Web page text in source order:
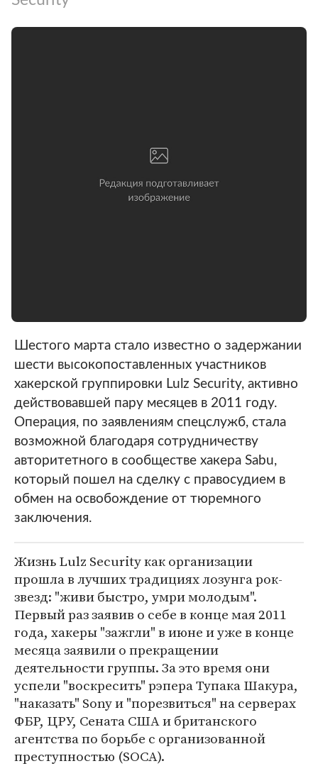
Шестого марта стало известно о задержании
шести высокопоставленных участников
хакерской группировки Lulz Security, активно
действовавшей пару месяцев в 2011 году.
Операция, по заявлениям спецслужб, стала
возможной благодаря сотрудничеству
авторитетного в сообществе хакера Sabu,
который пошел на сделку с правосудием в
обмен на освобождение от тюремного
заключения.
Жизнь Lulz Security как организации
прошла в лучших традициях лозунга рок-
звезд: "живи быстро, умри молодым".
Первый раз заявив о себе в конце мая 2011
года, хакеры "зажгли" в июне и уже в конце
месяца заявили о прекращении
деятельности группы. За это время они
успели "воскресить" рэпера Тупака Шакура,
"наказать" Sony и "порезвиться" на серверах
ФБР, ЦРУ, Сената США и британского
агентства по борьбе с организованной
преступностью (SOCA).